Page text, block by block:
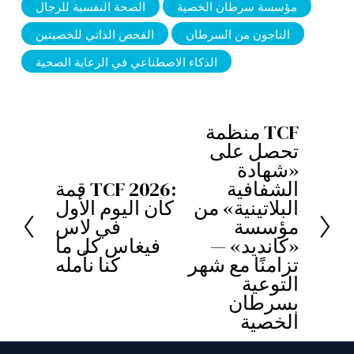
الصحة النفسية للرجال
مؤسسة سرطان الخصية
الفحص الذاتي للخصيتين
الناجون من السرطان
الذكاء الاصطناعي في الرعاية الصحية
ا
ل
س
ا
قمة TCF 2026:
كان اليوم الأول
في لاس
فيغاس كل ما
كنا نأمله
منظمة TCF
تحصل على
«شهادة
الشفافية
البلاتينية» من
مؤسسة
«كانديد» —
تزامنًا مع شهر
التوعية
بسرطان
الخصية